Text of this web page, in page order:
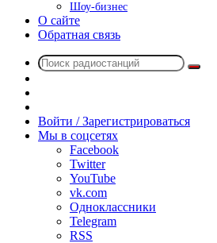
Шоу-бизнес
О сайте
Обратная связь
Поиск
радио
Войти / Зарегистрироваться
Мы в соцсетях
Facebook
Twitter
YouTube
vk.com
Одноклассники
Telegram
RSS